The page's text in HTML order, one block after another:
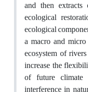
and then extracts
ecological
ecological
a macro and
ecosystem of
increase the
of future climate